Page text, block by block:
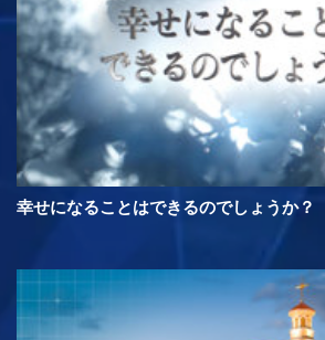
幸せになることはできるのでしょうか？